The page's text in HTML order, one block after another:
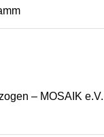
– MOSAIK